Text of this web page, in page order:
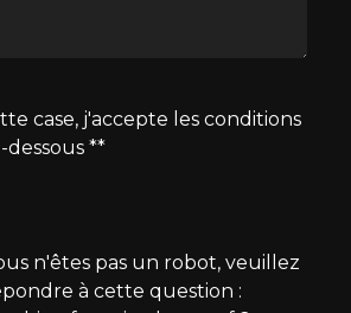
case, j'accepte les conditions
**
n'êtes pas un robot, veuillez
à cette question :